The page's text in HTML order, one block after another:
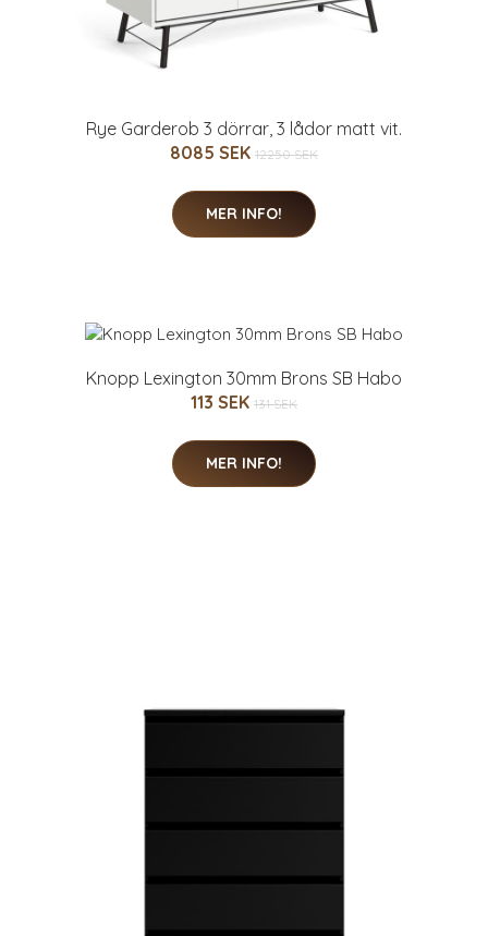
Rye Garderob 3 dörrar, 3 lådor matt vit.
8085 SEK 12250 SEK
MER INFO!
Knopp Lexington 30mm Brons SB Habo
113 SEK 131 SEK
MER INFO!